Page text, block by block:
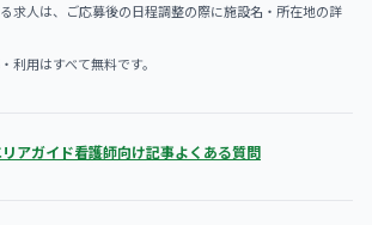
求人は、ご応募後の日程調整の際に施設名・所在地の詳
利用はすべて無料です。
アガイド看護師向け記事よくある質問